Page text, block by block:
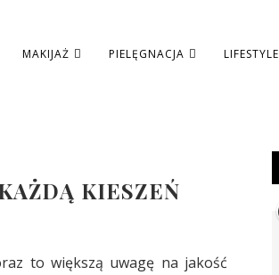
MAKIJAŻ PIELĘGNACJA LIFESTYLE
KIESZEŃ
to większą uwagę na jakość